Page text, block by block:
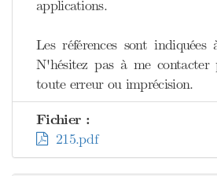
applications.
Les références sont
N'hésitez pas à me contacter
toute erreur ou imprécision.
Fichier :
215.pdf